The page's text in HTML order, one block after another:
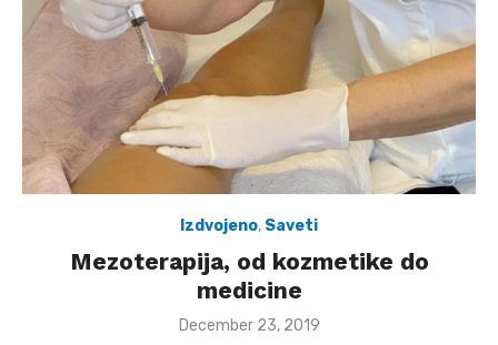
Izdvojeno, Saveti
Mezoterapija, od kozmetike do
medicine
Posted
December 23, 2019